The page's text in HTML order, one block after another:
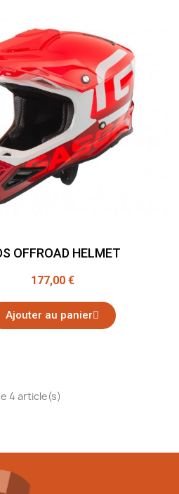
OFFROAD HELMET
177,00 €
Ajouter au panier
4 article(s)